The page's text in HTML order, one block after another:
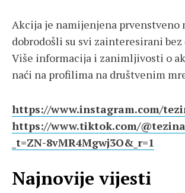
Akcija je namijenjena prvenstveno
dobrodošli su svi zainteresirani bez
Više informacija i zanimljivosti o
naći na profilima na društvenim
https://www.instagram.com/
https://www.tiktok.com/
_t=ZN-8vMR4Mgwj3O&_r=1
Najnovije vijesti